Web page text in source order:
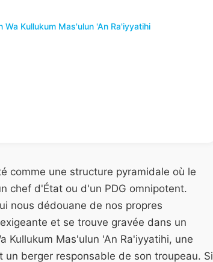
Kullukum Mas'ulun 'An Ra'iyyatihi
comme une structure pyramidale où le
chef d'État ou d'un PDG omnipotent.
nous dédouane de nos propres
et se trouve gravée dans un
Kullukum Mas'ulun 'An Ra'iyyatihi, une
berger responsable de son troupeau. Si